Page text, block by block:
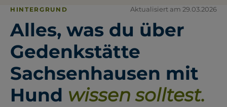
HINTERGRUND Aktualisiert am 29.03.2026
Alles, was du über
Gedenkstätte
Sachsenhausen mit
Hund wissen solltest.